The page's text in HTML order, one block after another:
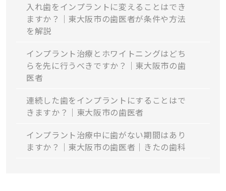
入れ歯をインプラントに変えることはでき
ますか？｜東大阪市の歯医者が条件や方法
を解説
インプラント治療とホワイトニングはどち
らを先に行うべきですか？｜東大阪市の歯
医者
連続した歯をインプラントにすることはで
きますか？｜東大阪市の歯医者
インプラント治療中に歯がない期間はあり
ますか？｜東大阪市の歯医者｜きたの歯科